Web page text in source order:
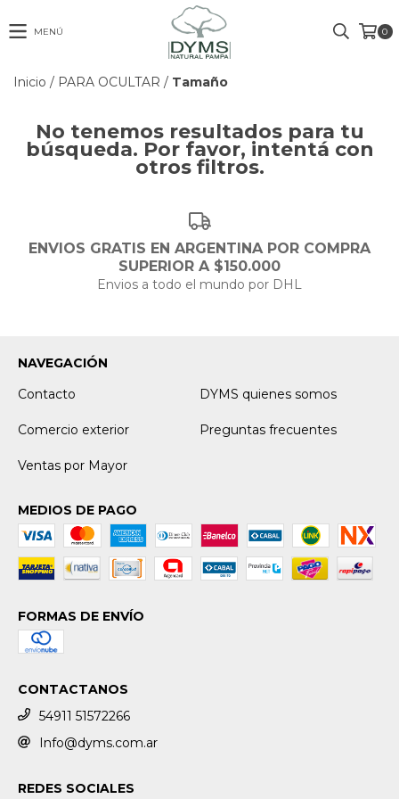
MENÚ 0
Inicio / PARA OCULTAR / Tamaño
No tenemos resultados para tu
búsqueda. Por favor, intentá con
otros filtros.
ENVIOS GRATIS EN ARGENTINA POR COMPRA
SUPERIOR A $150.000
Envios a todo el mundo por DHL
NAVEGACIÓN
Contacto
DYMS quienes somos
Comercio exterior Preguntas frecuentes
Ventas por Mayor
MEDIOS DE PAGO
FORMAS DE ENVÍO
CONTACTANOS
54911 51572266
Info@dyms.com.ar
REDES SOCIALES